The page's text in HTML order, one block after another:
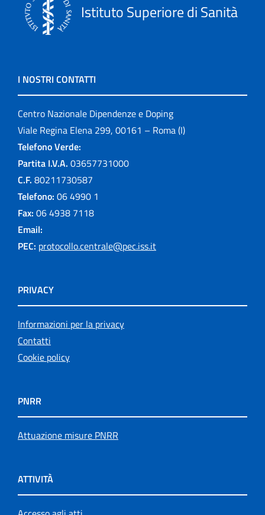
Istituto Superiore di Sanità
I NOSTRI CONTATTI
Centro Nazionale Dipendenze e Doping
Viale Regina Elena 299, 00161 – Roma (I)
Telefono Verde:
Partita I.V.A. 03657731000
C.F. 80211730587
Telefono: 06 4990 1
Fax: 06 4938 7118
Email:
PEC: protocollo.centrale@pec.iss.it
PRIVACY
Informazioni per la privacy
Contatti
Cookie policy
PNRR
Attuazione misure PNRR
ATTIVITÀ